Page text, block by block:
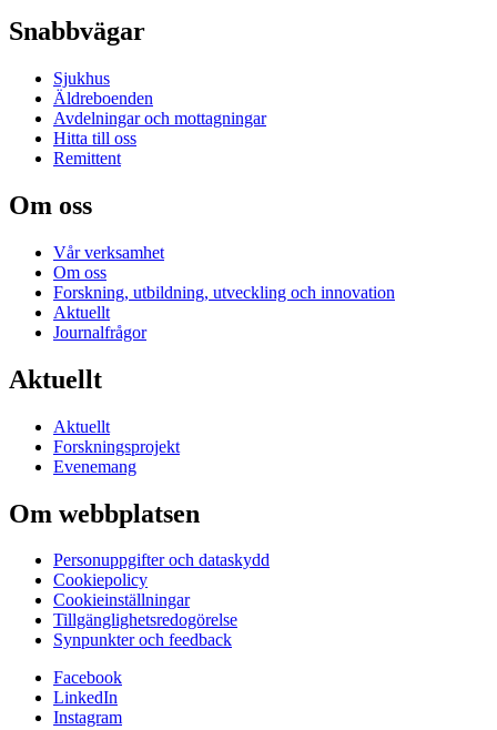
Snabbvägar
Sjukhus
Äldreboenden
Avdelningar och mottagningar
Hitta till oss
Remittent
Om oss
Vår verksamhet
Om oss
Forskning, utbildning, utveckling och innovation
Aktuellt
Journalfrågor
Aktuellt
Aktuellt
Forskningsprojekt
Evenemang
Om webbplatsen
Personuppgifter och dataskydd
Cookiepolicy
Cookieinställningar
Tillgänglighetsredogörelse
Synpunkter och feedback
Facebook
LinkedIn
Instagram